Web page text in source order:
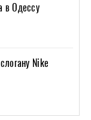
в Одессу
Nike